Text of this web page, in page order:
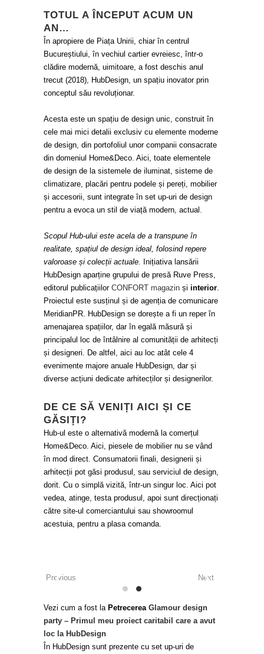
TOTUL A ÎNCEPUT ACUM UN
AN…
În apropiere de Piața Unirii, chiar în centrul
Bucureștiului, în vechiul cartier evreiesc, într-o
clădire modernă, uimitoare, a fost deschis anul
trecut (2018), HubDesign, un spațiu inovator prin
conceptul său revoluționar.
Acesta este un spațiu de design unic, construit în
cele mai mici detalii exclusiv cu elemente moderne
de design, din portofoliul unor companii consacrate
din domeniul Home&Deco. Aici, toate elementele
de design de la sistemele de iluminat, sisteme de
climatizare, placări pentru podele și pereți, mobilier
și accesorii, sunt integrate în set up-uri de design
pentru a evoca un stil de viață modern, actual.
Scopul Hub-ului este acela de a transpune în
realitate, spațiul de design ideal, folosind repere
valoroase și colecții actuale.
Inițiativa lansării
HubDesign aparține grupului de presă Ruve Press,
editorul publicațiilor CONFORT magazin și interior
Proiectul este susținul și de agenția de comunicare
MeridianPR. HubDesign se dorește a fi un reper în
amenajarea spațiilor, dar în egală măsură și
principalul loc de întâlnire al comunității de arhitecți
și designeri. De altfel, aici au loc atât cele 4
evenimente majore anuale HubDesign, dar și
diverse acțiuni dedicate arhitecților și designerilor.
DE CE SĂ VENIȚI AICI ȘI CE
GĂSIȚI?
Hub-ul este o alternativă modernă la comerțul
Home&Deco. Aici, piesele de mobilier nu se vând
în mod direct. Consumatorii finali, designerii și
arhitecții pot găsi produsul, sau serviciul de design,
dorit. Cu o simplă vizită, într-un singur loc. Aici pot
vedea, atinge, testa produsul, apoi sunt direcționați
către site-ul comerciantului sau showroomul
acestuia, pentru a plasa comanda.
Previous Next
Vezi cum a fost la Petrecerea Glamour design
party – Primul meu proiect caritabil care a avut
loc la HubDesign
În HubDesign sunt prezente cu set up-uri de